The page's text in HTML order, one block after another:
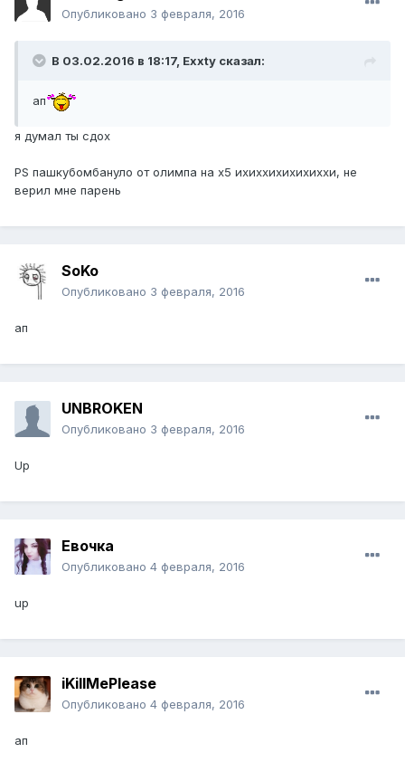
Опубликовано 3 февраля, 2016
В 03.02.2016 в 18:17, Exxty сказал:
ап
я думал ты сдох
PS пашкубомбануло от олимпа на х5 ихиххихихихиххи, не
верил мне парень
SoKo
Опубликовано 3 февраля, 2016
ап
UNBROKEN
Опубликовано 3 февраля, 2016
Up
Евочка
Опубликовано 4 февраля, 2016
up
iKillMePlease
Опубликовано 4 февраля, 2016
ап